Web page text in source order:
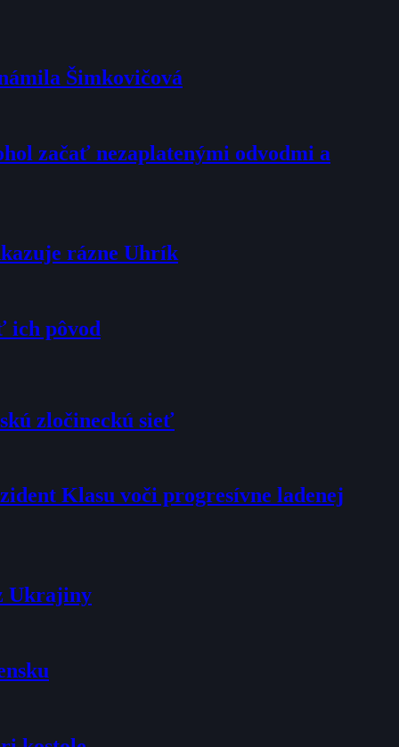
Šimkovičová
začať nezaplatenými odvodmi a
rázne Uhrík
ich pôvod
zločineckú sieť
Klasu voči progresívne ladenej
Ukrajiny